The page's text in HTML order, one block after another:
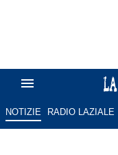
NOTIZIE RADIO LAZIALE